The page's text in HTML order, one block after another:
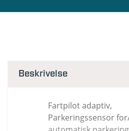
Beskrivelse
Fartpilot adaptiv,
Parkeringssensor